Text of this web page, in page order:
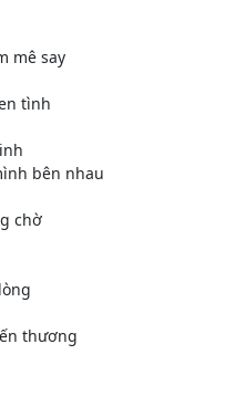
mê say
tình
bên nhau
chờ
thương